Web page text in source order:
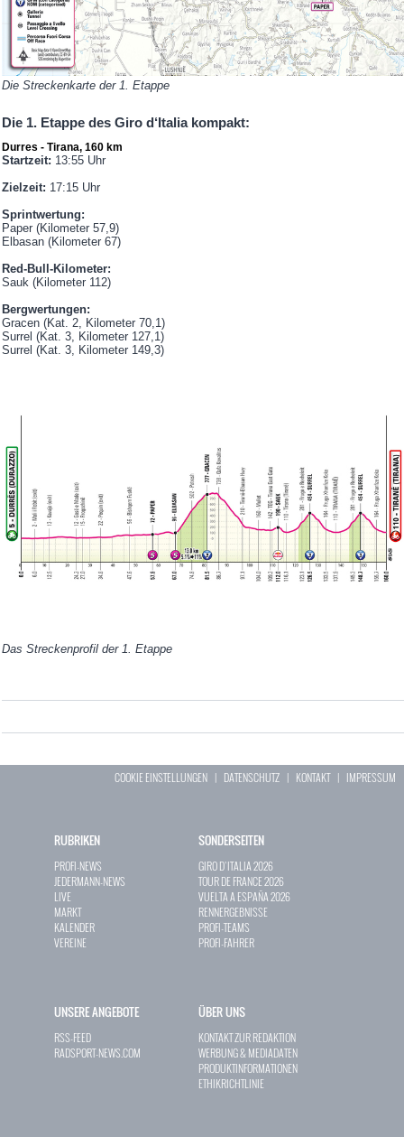
Die Streckenkarte der 1. Etappe
Die 1. Etappe des Giro d‘Italia kompakt:
Durres - Tirana, 160 km
Startzeit: 13:55 Uhr
Zielzeit: 17:15 Uhr
Sprintwertung:
Paper (Kilometer 57,9)
Elbasan (Kilometer 67)
Red-Bull-Kilometer:
Sauk (Kilometer 112)
Bergwertungen:
Gracen (Kat. 2, Kilometer 70,1)
Surrel (Kat. 3, Kilometer 127,1)
Surrel (Kat. 3, Kilometer 149,3)
Das Streckenprofil der 1. Etappe
COOKIE EINSTELLUNGEN | DATENSCHUTZ | KONTAKT| IMPRESSUM
RUBRIKEN
PROFI-NEWS
JEDERMANN-NEWS
LIVE
MARKT
KALENDER
VEREINE
SONDERSEITEN
GIRO D`ITALIA 2026
TOUR DE FRANCE 2026
VUELTA A ESPAÑA 2026
RENNERGEBNISSE
PROFI-TEAMS
PROFI-FAHRER
UNSERE ANGEBOTE
RSS-FEED
RADSPORT-NEWS.COM
ÜBER UNS
KONTAKT ZUR REDAKTION
WERBUNG & MEDIADATEN
PRODUKTINFORMATIONEN
ETHIKRICHTLINIE